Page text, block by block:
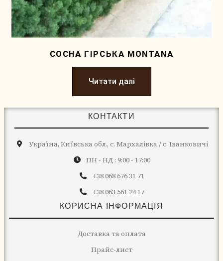
СОСНА ГІРСЬКА MONTANA
Читати далі
КОНТАКТИ
Україна, Київська обл., с. Мархалівка / с. Іванковичі
ПН - НД : 9:00 - 17:00
+38 068 676 31 71
+38 063 561 24 17
КОРИСНА ІНФОРМАЦІЯ
Доставка та оплата
Прайс-лист